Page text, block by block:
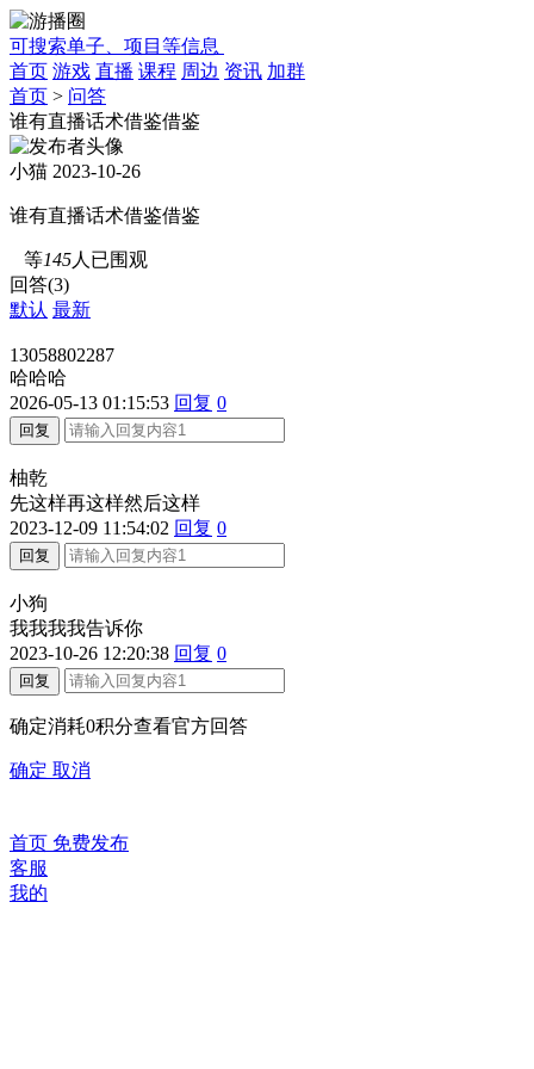
可搜索单子、项目等信息
首页 游戏 直播 课程 周边 资讯 加群
首页 > 问答
谁有直播话术借鉴借鉴
小猫 2023-10-26
谁有直播话术借鉴借鉴
等145人已围观
回答(3)
默认 最新
13058802287
哈哈哈
2026-05-13 01:15:53 回复 0
柚乾
先这样再这样然后这样
2023-12-09 11:54:02 回复 0
小狗
我我我我告诉你
2023-10-26 12:20:38 回复 0
确定消耗0积分查看官方回答
确定 取消
首页 免费发布
客服
我的